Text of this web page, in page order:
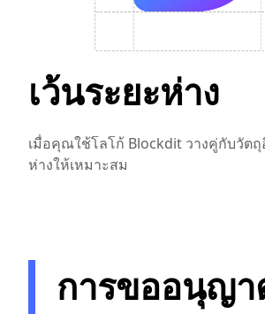
เว้นระยะห่าง
เมื่อคุณใช้โลโก้ Blockdit วางคู่กับวัตถุ
ห่างให้เหมาะสม
การขออนุญา